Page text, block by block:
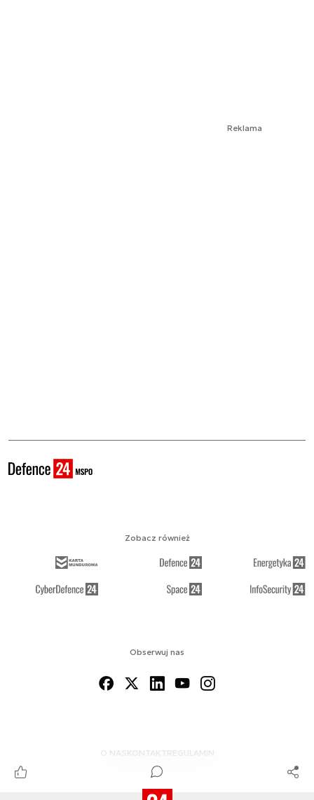
Reklama
Obserwuj nas
O NAS KONTAKTREGULAMIN
Zobacz również